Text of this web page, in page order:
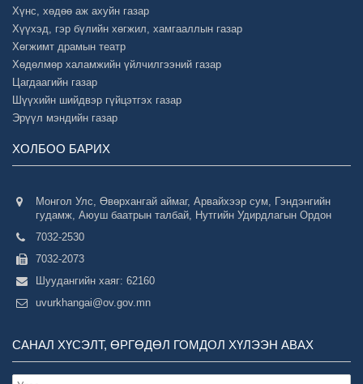
Хүнс, хөдөө аж ахуйн газар
Хүүхэд, гэр бүлийн хөгжил, хамгааллын газар
Хөгжимт драмын театр
Хөдөлмөр халамжийн үйлчилгээний газар
Цагдаагийн газар
Шүүхийн шийдвэр гүйцэтгэх газар
Эрүүл мэндийн газар
ХОЛБОО БАРИХ
Монгол Улс, Өвөрхангай аймаг, Арвайхээр сум, Гэндэнгийн
гудамж, Аюуш баатрын талбай, Нутгийн Удирдлагын Ордон
7032-2530
7032-2073
Шуудангийн хаяг: 62160
uvurkhangai@ov.gov.mn
САНАЛ ХҮСЭЛТ, ӨРГӨДӨЛ ГОМДОЛ ХҮЛЭЭН АВАХ